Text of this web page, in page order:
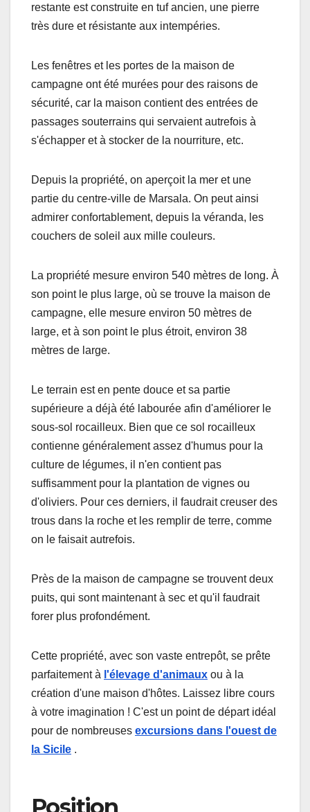
restante est construite en tuf ancien, une pierre
très dure et résistante aux intempéries.
Les fenêtres et les portes de la maison de
campagne ont été murées pour des raisons de
sécurité, car la maison contient des entrées de
passages souterrains qui servaient autrefois à
s'échapper et à stocker de la nourriture, etc.
Depuis la propriété, on aperçoit la mer et une
partie du centre-ville de Marsala. On peut ainsi
admirer confortablement, depuis la véranda, les
couchers de soleil aux mille couleurs.
La propriété mesure environ 540 mètres de long. À
son point le plus large, où se trouve la maison de
campagne, elle mesure environ 50 mètres de
large, et à son point le plus étroit, environ 38
mètres de large.
Le terrain est en pente douce et sa partie
supérieure a déjà été labourée afin d'améliorer le
sous-sol rocailleux. Bien que ce sol rocailleux
contienne généralement assez d'humus pour la
culture de légumes, il n'en contient pas
suffisamment pour la plantation de vignes ou
d'oliviers. Pour ces derniers, il faudrait creuser des
trous dans la roche et les remplir de terre, comme
on le faisait autrefois.
Près de la maison de campagne se trouvent deux
puits, qui sont maintenant à sec et qu'il faudrait
forer plus profondément.
Cette propriété, avec son vaste entrepôt, se prête
parfaitement à l'élevage d'animaux ou à la
création d'une maison d'hôtes. Laissez libre cours
à votre imagination ! C'est un point de départ idéal
pour de nombreuses excursions dans l'ouest de
la Sicile .